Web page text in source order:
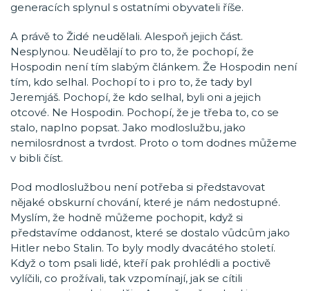
generacích splynul s ostatními obyvateli říše.
A právě to Židé neudělali. Alespoň jejich část.
Nesplynou. Neudělají to pro to, že pochopí, že
Hospodin není tím slabým článkem. Že Hospodin není
tím, kdo selhal. Pochopí to i pro to, že tady byl
Jeremjáš. Pochopí, že kdo selhal, byli oni a jejich
otcové. Ne Hospodin. Pochopí, že je třeba to, co se
stalo, naplno popsat. Jako modloslužbu, jako
nemilosrdnost a tvrdost. Proto o tom dodnes můžeme
v bibli číst.
Pod modloslužbou není potřeba si představovat
nějaké obskurní chování, které je nám nedostupné.
Myslím, že hodně můžeme pochopit, když si
představíme oddanost, které se dostalo vůdcům jako
Hitler nebo Stalin. To byly modly dvacátého století.
Když o tom psali lidé, kteří pak prohlédli a poctivě
vylíčili, co prožívali, tak vzpomínají, jak se cítili